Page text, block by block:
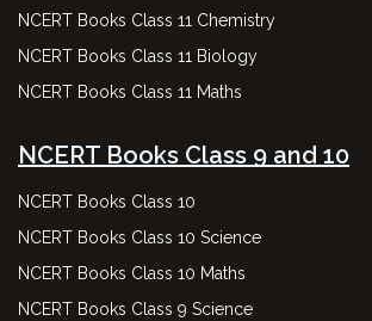
NCERT Books Class 11 Chemistry
NCERT Books Class 11 Biology
NCERT Books Class 11 Maths
NCERT Books Class 9 and 10
NCERT Books Class 10
NCERT Books Class 10 Science
NCERT Books Class 10 Maths
NCERT Books Class 9 Science